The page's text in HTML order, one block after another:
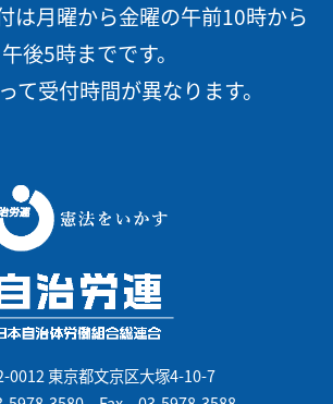
は月曜から金曜の午前10時から
午後5時までです。
て受付時間が異なります。
0012 東京都文京区大塚4-10-7